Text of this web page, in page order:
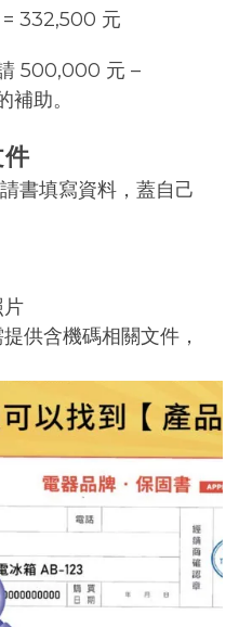
332,500 元
500,000 元 –
助。
書填寫資料，蓋自己
片
供含機碼相關文件，